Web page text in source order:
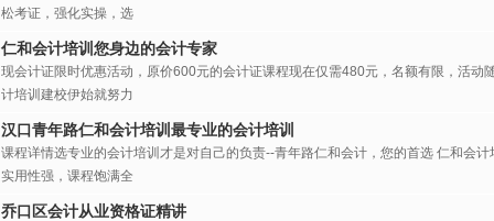
松考证，强化实操，选
仁和会计培训您身边的会计专家
现会计证限时优惠活动，原价600元的会计证课程现在仅需480元，名额有限，活动
计培训建校伊始就努力
汉口青年路仁和会计培训最专业的会计培训
课程详情选专业的会计培训才是对自己的负责--青年路仁和会计，您的首选 仁和会计
实用性强，课程饱满全
乔口区会计从业资格证精讲